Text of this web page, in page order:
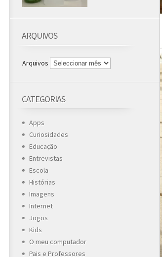
ARQUIVOS
Arquivos
CATEGORIAS
Apps
Curiosidades
Educação
Entrevistas
Escola
Histórias
Imagens
Internet
Jogos
Kids
O meu computador
Pais e Professores